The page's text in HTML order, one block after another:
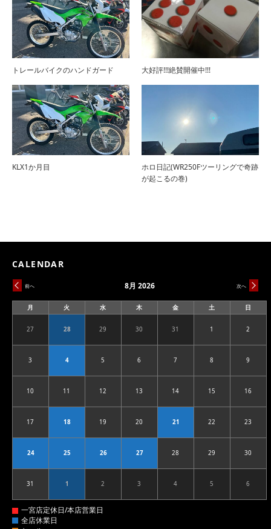
トレールバイクのハンドガード 大好評!!!絶賛開催中!!!
KLX1か月目
ホロ日記(WR250Fツーリングで奇跡
が起こるの巻)
CALENDAR
前へ 次へ
8月 2026
月
曜
火
曜
水
曜
木
曜
金
曜
土
曜
日
曜
272026.07.27 282026.07.28 292026.07.29 302026.07.30 312026.07.31 12026.08.01 2
32026.08.03 42026.08.04 52026.08.05 62026.08.06 72026.08.07 82026.08.08 9
102026.08.10 112026.08.11 122026.08.12 132026.08.13 142026.08.14 152026.08.15 16
172026.08.17 182026.08.18 192026.08.19 202026.08.20 212026.08.21 222026.08.22 23
242026.08.24 252026.08.25 262026.08.26 272026.08.27 282026.08.28 292026.08.29 30
312026.08.31 12026.09.01 22026.09.02 32026.09.03 42026.09.04 52026.09.05 6